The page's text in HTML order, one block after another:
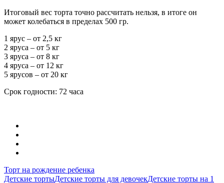
Итоговый вес торта точно рассчитать нельзя, в итоге он
может колебаться в пределах 500 гр.
1 ярус – от 2,5 кг
2 яруса – от 5 кг
3 яруса – от 8 кг
4 яруса – от 12 кг
5 ярусов – от 20 кг
Срок годности: 72 часа
Торт на рождение ребенка
Детские тортыДетские торты для девочекДетские торты на 1